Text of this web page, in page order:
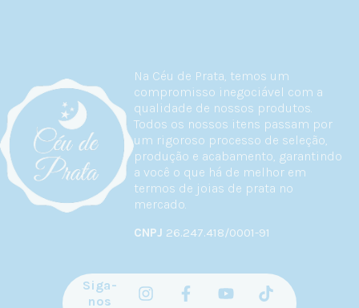
Na Céu de Prata, temos um
compromisso inegociável com a
qualidade de nossos produtos.
Todos os nossos itens passam por
um rigoroso processo de seleção,
produção e acabamento, garantindo
a você o que há de melhor em
termos de joias de prata no
mercado.
CNPJ 26.247.418/0001-91
Siga-
nos